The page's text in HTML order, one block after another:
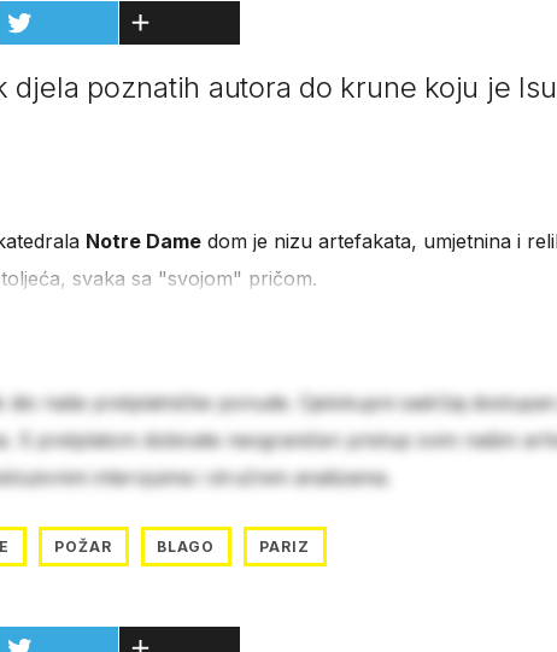
djela poznatih autora do krune koju je
Notre Damedom je nizu artefakata, umjetnina i
svaka sa "svojom" pričom.
dio naše pretplatničke ponude. Cjelokupni sadržaj
S pretplatom dobivate neograničen pristup svim našim
intervjuima i stručnim analizama.
POŽAR BLAGO PARIZ